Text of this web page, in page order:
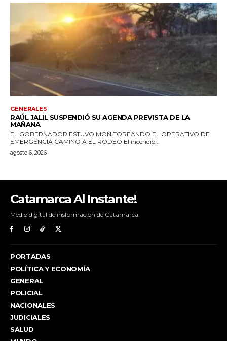
Catamarca Al Instante!
Medio digital de insformación de Catamarca.
PORTADAS
POLÍTICA Y ECONOMÍA
GENERAL
POLICIAL
NACIONALES
JUDICIALES
SALUD